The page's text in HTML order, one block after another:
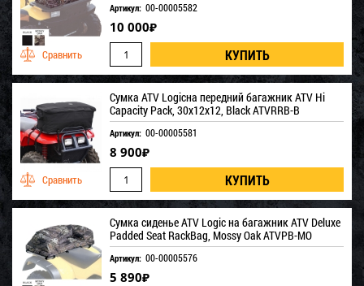
Артикул: 00-00005582
10 000₽
Сумка ATV Logicна передний багажник ATV Hi
Capacity Pack, 30x12x12, Black ATVRRB-B
Артикул: 00-00005581
8 900₽
Сумка сиденье ATV Logic на багажник ATV Deluxe
Padded Seat RackBag, Mossy Oak ATVPB-MO
Артикул: 00-00005576
5 890₽